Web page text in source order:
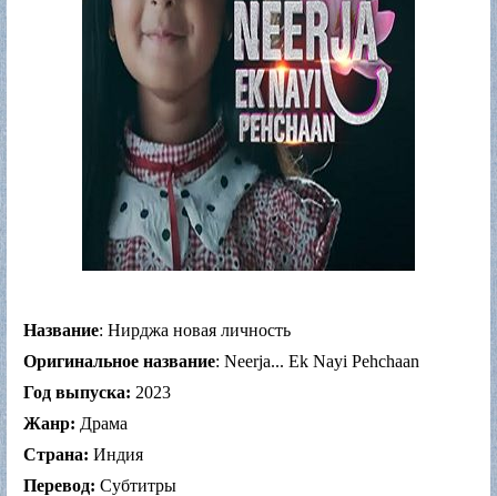
Название: Нирджа новая личность
Оригинальное название: Neerja... Ek Nayi Pehchaan
Год выпуска: 2023
Жанр: Драма
Страна: Индия
Перевод: Субтитры